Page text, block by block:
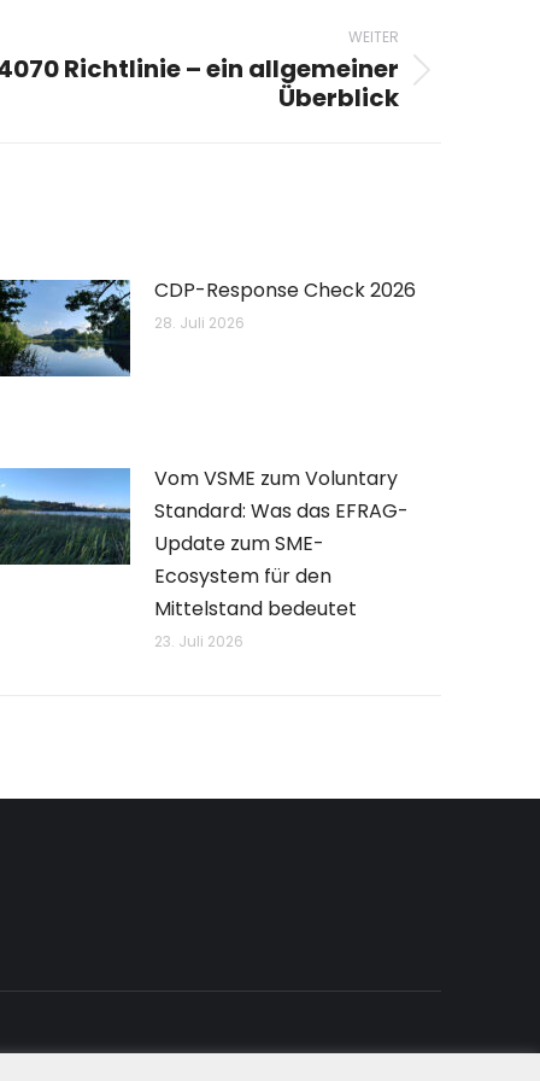
WEITER
Richtlinie – ein allgemeiner
Überblick
CDP-Response Check 2026
28. Juli 2026
Vom VSME zum Voluntary
Standard: Was das EFRAG-
Update zum SME-
Ecosystem für den
Mittelstand bedeutet
23. Juli 2026